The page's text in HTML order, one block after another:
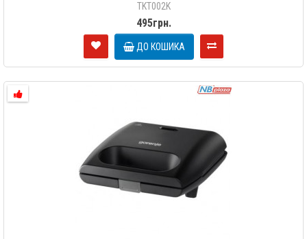
TKT002K
495грн.
ДО КОШИКА